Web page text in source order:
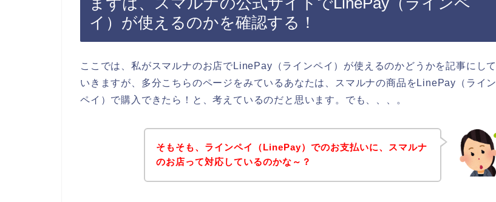
イ）が使えるのかを確認する！
ここでは、私がスマルナのお店でLinePay（ラインペイ）が使えるのかどうかを記事にして
いきますが、多分こちらのページをみているあなたは、スマルナの商品をLinePay（ライン
ペイ）で購入できたら！と、考えているのだと思います。でも、、、。
そもそも、ラインペイ（LinePay）でのお支払いに、スマルナ
のお店って対応しているのかな～？